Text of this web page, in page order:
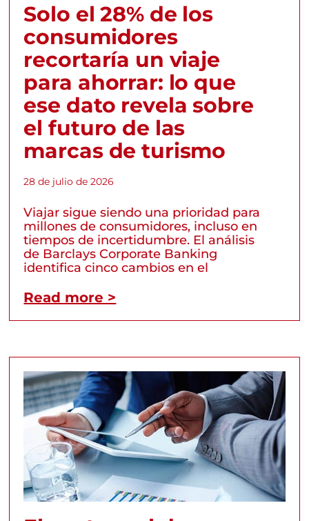
Solo el 28% de los
consumidores
recortaría un viaje
para ahorrar: lo que
ese dato revela sobre
el futuro de las
marcas de turismo
28 de julio de 2026
Viajar sigue siendo una prioridad para
millones de consumidores, incluso en
tiempos de incertidumbre. El análisis
de Barclays Corporate Banking
identifica cinco cambios en el
Read more >